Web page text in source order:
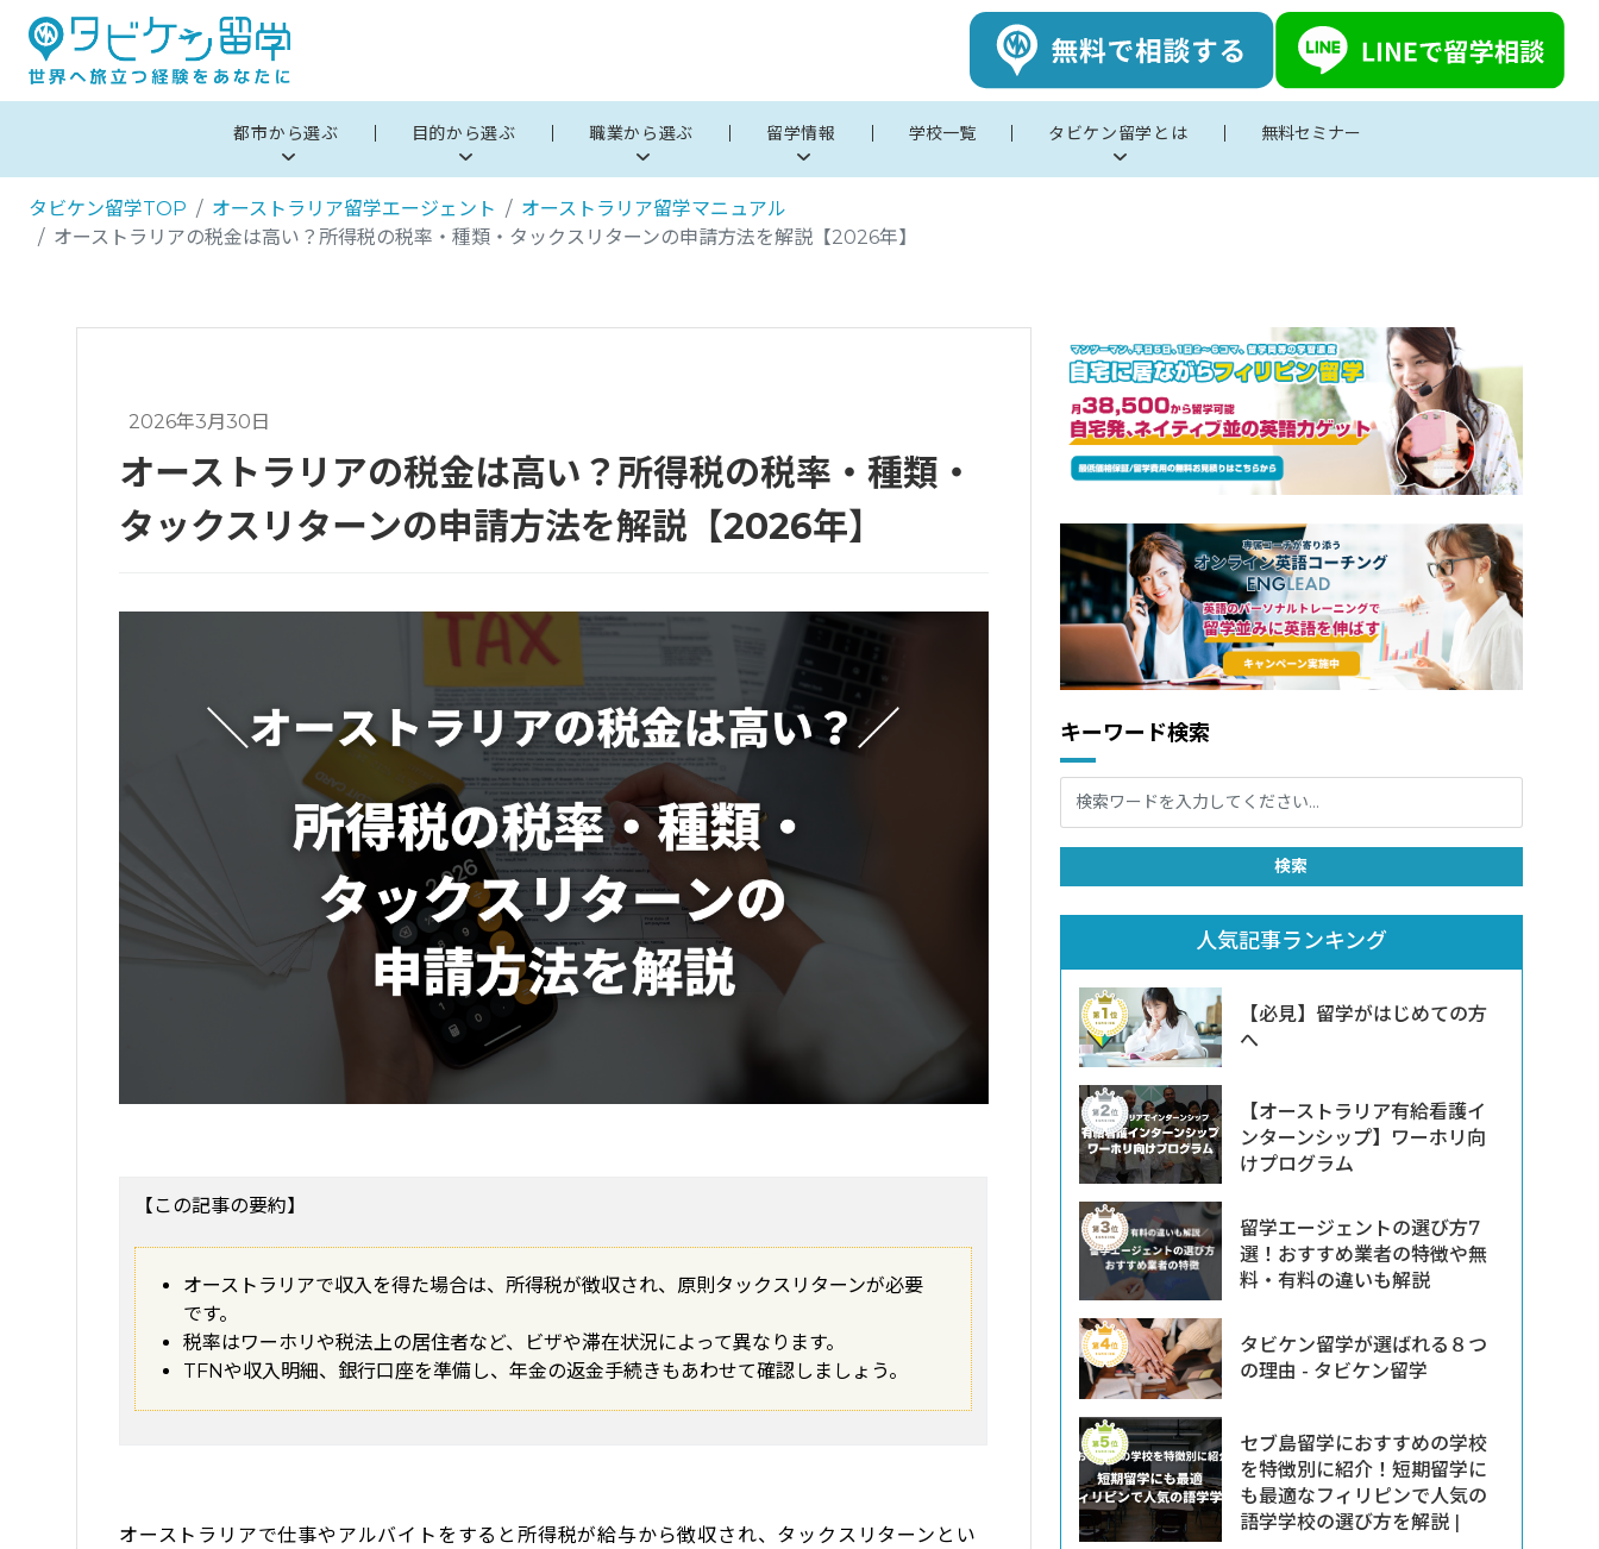
都市から選ぶ 目的から選ぶ 職業から選ぶ 留学情報 学校一覧 タビケン留学とは 無料セミナー
タビケン留学TOP オーストラリア留学エージェント
オーストラリア留学マニュアル
オーストラリアの税金は高い？所得税の税率・種類・タックスリターンの申請方法を解説【2026年】
2026年3月30日
オーストラリアの税金は高い？所得税の税率・種類・
タックスリターンの申請方法を解説【2026年】
【この記事の要約】
オーストラリアで収入を得た場合は、所得税が徴収され、原則タックスリターンが必要
です。
税率はワーホリや税法上の居住者など、ビザや滞在状況によって異なります。
TFNや収入明細、銀行口座を準備し、年金の返金手続きもあわせて確認しましょう。
オーストラリアで仕事やアルバイトをすると所得税が給与から徴収され、タックスリターンとい
キーワード検索
人気記事ランキング
【必見】留学がはじめての方
へ
【オーストラリア有給看護イ
ンターンシップ】ワーホリ向
けプログラム
留学エージェントの選び方7
選！おすすめ業者の特徴や無
料・有料の違いも解説
タビケン留学が選ばれる８つ
の理由 - タビケン留学
セブ島留学におすすめの学校
を特徴別に紹介！短期留学に
も最適なフィリピンで人気の
語学学校の選び方を解説 |